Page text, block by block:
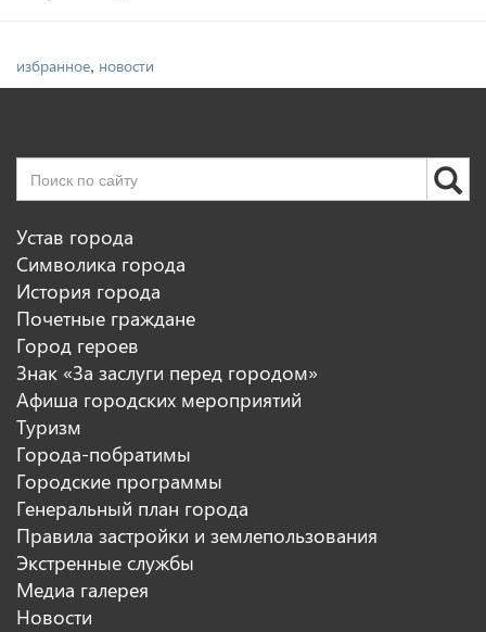
избранное, новости
Устав города
Символика города
История города
Почетные граждане
Город героев
Знак «За заслуги перед городом»
Афиша городских мероприятий
Туризм
Города-побратимы
Городские программы
Генеральный план города
Правила застройки и землепользования
Экстренные службы
Медиа галерея
Новости